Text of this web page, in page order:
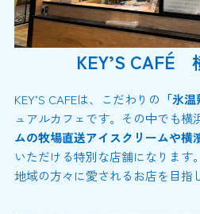
KEY’S CAFÉ
KEY’S CAFEは、こだわりの 「氷
ュアルカフェです。その中でも横
ムの牧場直送アイスクリームや横
いただける特別な店舗になります。
地域の方々に愛されるお店を目指